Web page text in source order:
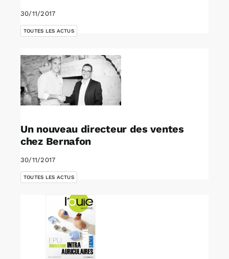
30/11/2017
TOUTES LES ACTUS
Un nouveau directeur des ventes
chez Bernafon
30/11/2017
TOUTES LES ACTUS